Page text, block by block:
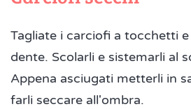
Tagliate i carciofi a tocchetti
dente. Scolarli e sistemarli al
Appena asciugati metterli in
farli seccare all'ombra.